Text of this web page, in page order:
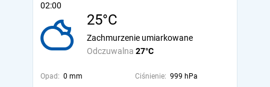
02:00
25°C
Odczuwalna 27°C
Zachmurzenie umiarkowane
Opad: 0 mm Ciśnienie: 999 hPa